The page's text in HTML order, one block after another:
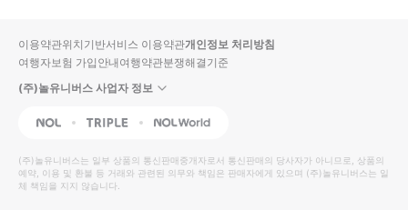
입니
다.
높
은
순
동
영
상
순
상
이용약관위치기반서비스 이용약관개인정보 처리방침
여행자보험 가입안내여행약관분쟁해결기준
(주)놀유니버스 사업자 정보
NOL Triple Interpark Global
(주)놀유니버스는 일부 상품의 통신판매중개자로서 통신판매의 당사자가 아니므로, 상품의
예약, 이용 및 환불 등 거래와 관련된 의무와 책임은 판매자에게 있으며 (주)놀유니버스는 일
체 책임을 지지 않습니다.